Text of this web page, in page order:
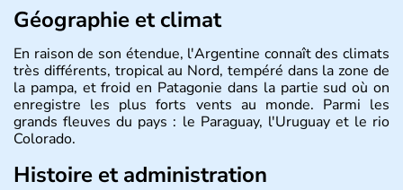
Géographie et climat
En raison de son étendue, l'Argentine connaît des climats
très différents, tropical au Nord, tempéré dans la zone de
la pampa, et froid en Patagonie dans la partie sud où on
enregistre les plus forts vents au monde. Parmi les
grands fleuves du pays : le Paraguay, l'Uruguay et le rio
Colorado.
Histoire et administration